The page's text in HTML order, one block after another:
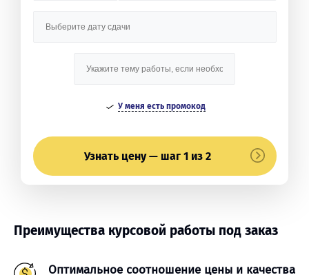
У меня есть промокод
Узнать цену — шаг 1 из 2
Преимущества курсовой работы под заказ
Оптимальное соотношение цены и качества